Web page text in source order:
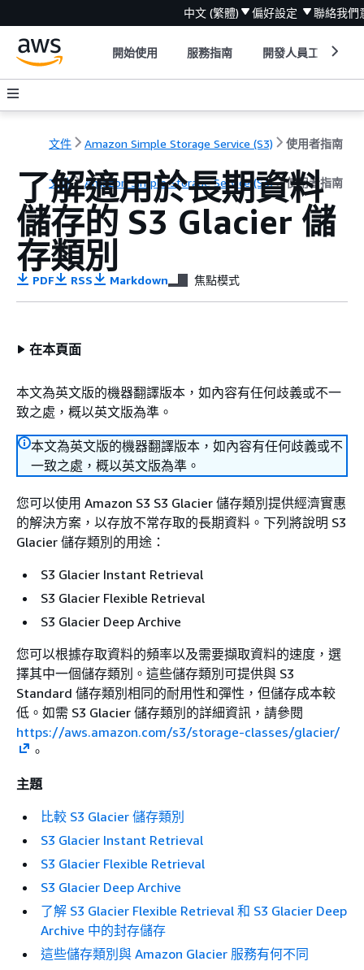
中文 (繁體) 偏好設定 聯絡我們
開始使用 服務指南 開發人員工具
文件 Amazon Simple Storage Service (S3) 使用者指南
文件 Amazon Simple Storage Service (S3) 使用者指南
了解適用於長期資料
儲存的 S3 Glacier 儲
存類別
PDF RSS Markdown 焦點模式
在本頁面
本文為英文版的機器翻譯版本，如內容有任何歧義或不一
致之處，概以英文版為準。
本文為英文版的機器翻譯版本，如內容有任何歧義或不
一致之處，概以英文版為準。
您可以使用 Amazon S3 S3 Glacier 儲存類別提供經濟實惠
的解決方案，以存放不常存取的長期資料。下列將說明 S3
Glacier 儲存類別的用途：
S3 Glacier Instant Retrieval
S3 Glacier Flexible Retrieval
S3 Glacier Deep Archive
您可以根據存取資料的頻率以及需要擷取資料的速度，選
擇其中一個儲存類別。這些儲存類別可提供與 S3
Standard 儲存類別相同的耐用性和彈性，但儲存成本較
低。如需 S3 Glacier 儲存類別的詳細資訊，請參閱
https://aws.amazon.com/s3/storage-classes/glacier/
。
主題
比較 S3 Glacier 儲存類別
S3 Glacier Instant Retrieval
S3 Glacier Flexible Retrieval
S3 Glacier Deep Archive
了解 S3 Glacier Flexible Retrieval 和 S3 Glacier Deep
Archive 中的封存儲存
這些儲存類別與 Amazon Glacier 服務有何不同